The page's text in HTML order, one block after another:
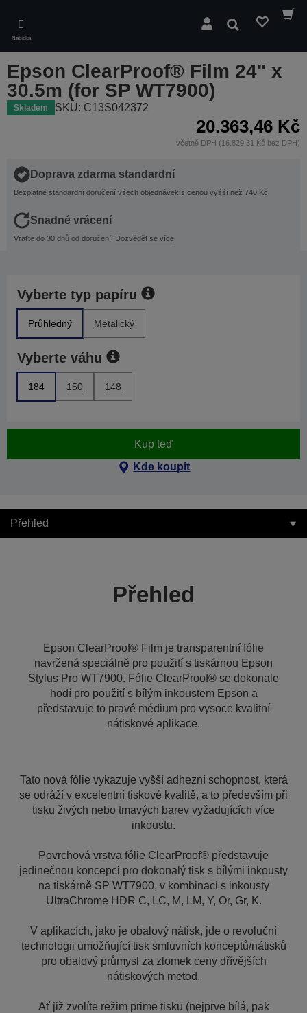
main
content
Nabídka
Hledat
Epson ClearProof® Film 24" x
30.5m (for SP WT7900)
Skladem SKU: C13S042372
20.363,46 Kč
včetně DPH (16.829,31 Kč bez DPH)
Doprava zdarma standardní
Bezplatné standardní doručení všech objednávek s cenou vyšší než 740 Kč
Snadné vrácení
Vraťte do 30 dnů od doručení. Dozvědět se více
Vyberte typ papíru
Průhledný Metalický
Vyberte váhu
184 150 148
Kup teď
Kde koupit
Přehled
Přehled
Epson ClearProof® Film je transparentní fólie
navržená speciálně pro použití s tiskárnou Epson
Stylus Pro WT7900. Fólie ClearProof® se dokonale
hodí pro použití s bílým inkoustem Epson a
představuje to pravé médium pro vysoce kvalitní
nátiskové aplikace.
Tato nová fólie vykazuje vyšší adhezní schopnost, která
se odráží v excelentní tiskové kvalitě, a to především při
tisku živých nebo tmavých barev vyžadujících více
inkoustu.
Povrchová vrstva fólie ClearProof® představuje
jedinečnou koncepci pro dokonalý tisk s bílými inkousty
na tiskárně SP WT7900, v kombinaci s inkousty
UltraChrome HDR C, LC, M, LM, Y, Or, Gr, K.
V aplikacích, jako je obalový nátisk, jde o revoluční
technologii umožňující tisk smluvních konceptů/nátisků
pro obalový průmysl za zlomek ceny dřívějších
nátiskových metod.
Ať již zvolíte režim prime tisku (nejprve bílá, pak